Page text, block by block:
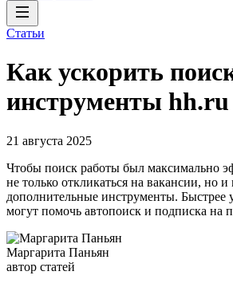
Статьи
Как ускорить
инструменты hh.ru
21 августа 2025
Чтобы поиск работы был максимально
не только откликаться на вакансии, но
дополнительные инструменты. Быстрее
могут помочь автопоиск и подписка на
Маргарита Паньян
автор статей